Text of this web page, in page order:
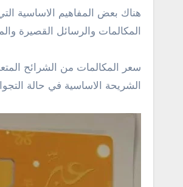
هناك بعض المفاهيم الاساسية
المكالمات والرسائل القصيرة
سعر المكالمات من الشرائح
الشريحة الاساسية في حالة